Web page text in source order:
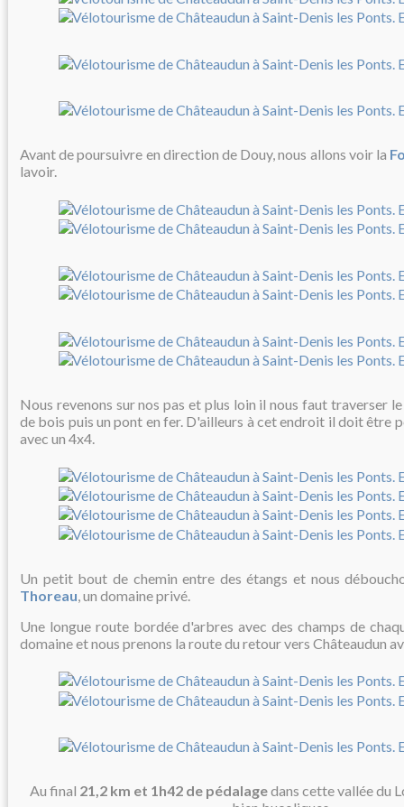
Avant de poursuivre en direction de Douy, nous allons voir la
lavoir.
Nous revenons sur nos pas et plus loin il nous faut traverser
de bois puis un pont en fer. D'ailleurs à cet endroit il doit être
avec un 4x4.
Un petit bout de chemin entre des étangs et nous
Thoreau, un domaine privé.
Une longue route bordée d'arbres avec des champs de
domaine et nous prenons la route du retour vers Châteaudun
Au final 21,2 km et 1h42 de pédalagedans cette vallée du